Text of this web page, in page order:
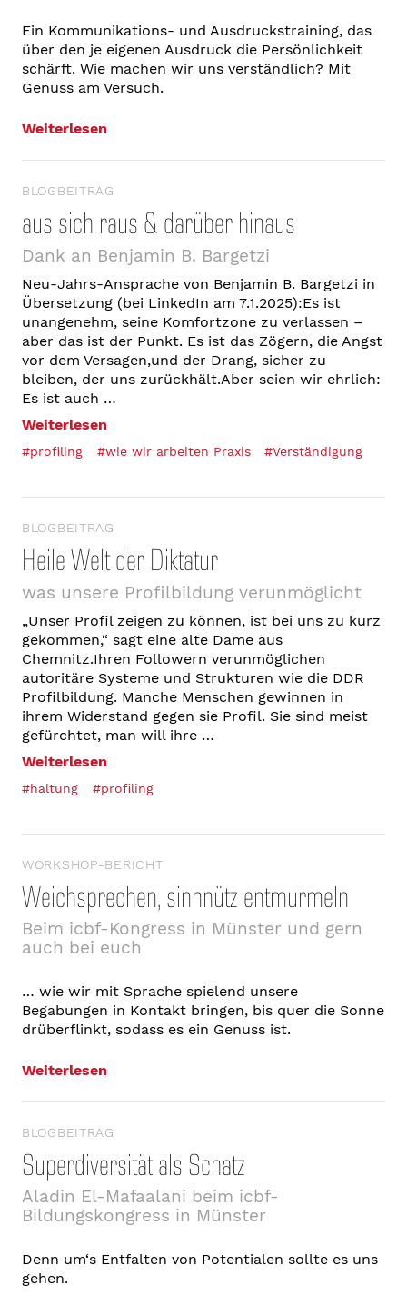
Ein Kommunikations- und Ausdruckstraining, das
über den je eigenen Ausdruck die Persönlichkeit
schärft. Wie machen wir uns verständlich? Mit
Genuss am Versuch.
Weiterlesen
BLOGBEITRAG
aus sich raus & darüber hinaus
Dank an Benjamin B. Bargetzi
Neu-Jahrs-Ansprache von Benjamin B. Bargetzi in
Übersetzung (bei LinkedIn am 7.1.2025):Es ist
unangenehm, seine Komfortzone zu verlassen –
aber das ist der Punkt. Es ist das Zögern, die Angst
vor dem Versagen,und der Drang, sicher zu
bleiben, der uns zurückhält.Aber seien wir ehrlich:
Es ist auch …
Weiterlesen
#profiling #wie wir arbeiten Praxis #Verständigung
BLOGBEITRAG
Heile Welt der Diktatur
was unsere Profilbildung verunmöglicht
„Unser Profil zeigen zu können, ist bei uns zu kurz
gekommen,“ sagt eine alte Dame aus
Chemnitz.Ihren Followern verunmöglichen
autoritäre Systeme und Strukturen wie die DDR
Profilbildung. Manche Menschen gewinnen in
ihrem Widerstand gegen sie Profil. Sie sind meist
gefürchtet, man will ihre …
Weiterlesen
#haltung #profiling
WORKSHOP-BERICHT
Weichsprechen, sinnnütz entmurmeln
Beim icbf-Kongress in Münster und gern
auch bei euch
… wie wir mit Sprache spielend unsere
Begabungen in Kontakt bringen, bis quer die Sonne
drüberflinkt, sodass es ein Genuss ist.
Weiterlesen
BLOGBEITRAG
Superdiversität als Schatz
Aladin El-Mafaalani beim icbf-
Bildungskongress in Münster
Denn um‘s Entfalten von Potentialen sollte es uns
gehen.